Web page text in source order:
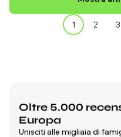
1 2 3
Oltre 5.000
Europa
Unisciti alle migliaia di